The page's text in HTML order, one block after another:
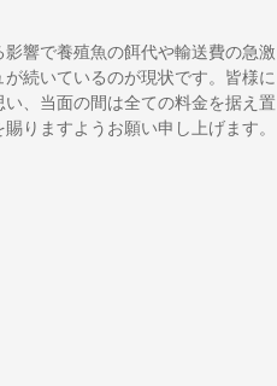
響で養殖魚の餌代や輸送費の急激
続いているのが現状です。皆様に
、当面の間は全ての料金を据え置
りますようお願い申し上げます。